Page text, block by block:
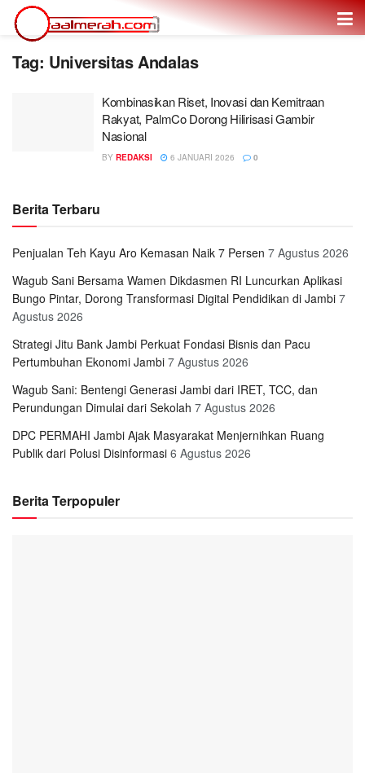
Tag: Universitas Andalas
Kombinasikan Riset, Inovasi dan Kemitraan
Rakyat, PalmCo Dorong Hilirisasi Gambir
Nasional
BY REDAKSI 6 JANUARI 2026 0
Berita Terbaru
Penjualan Teh Kayu Aro Kemasan Naik 7 Persen 7 Agustus 2026
Wagub Sani Bersama Wamen Dikdasmen RI Luncurkan Aplikasi
Bungo Pintar, Dorong Transformasi Digital Pendidikan di Jambi 7
Agustus 2026
Strategi Jitu Bank Jambi Perkuat Fondasi Bisnis dan Pacu
Pertumbuhan Ekonomi Jambi 7 Agustus 2026
Wagub Sani: Bentengi Generasi Jambi dari IRET, TCC, dan
Perundungan Dimulai dari Sekolah 7 Agustus 2026
DPC PERMAHI Jambi Ajak Masyarakat Menjernihkan Ruang
Publik dari Polusi Disinformasi 6 Agustus 2026
Berita Terpopuler